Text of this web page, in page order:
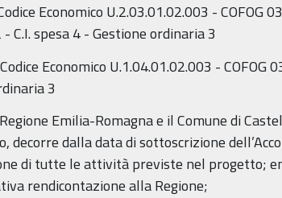
Economico U.2.03.01.02.003 - COFOG
spesa 4 - Gestione ordinaria 3
Economico U.1.04.01.02.003 - COFOG
3
Emilia-Romagna e il Comune di
dalla data di sottoscrizione
di tutte le attività previste nel progetto;
rendicontazione alla Regione;